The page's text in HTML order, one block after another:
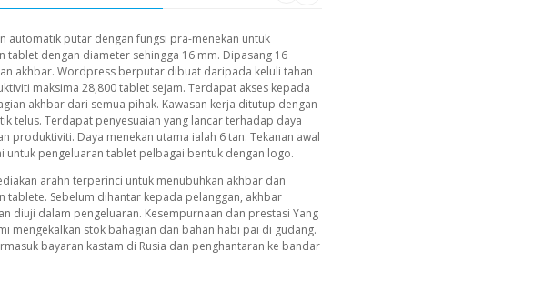
automatik putar dengan fungsi pra-menekan untuk
tablet dengan diameter sehingga 16 mm. Dipasang 16
akhbar. Wordpress berputar dibuat daripada keluli tahan
maksima 28,800 tablet sejam. Terdapat akses kepada
akhbar dari semua pihak. Kawasan kerja ditutup dengan
telus. Terdapat penyesuaian yang lancar terhadap daya
produktiviti. Daya menekan utama ialah 6 tan. Tekanan awal
untuk pengeluaran tablet pelbagai bentuk dengan logo.
arahn terperinci untuk menubuhkan akhbar dan
tablete. Sebelum dihantar kepada pelanggan, akhbar
diuji dalam pengeluaran. Kesempurnaan dan prestasi Yang
mengekalkan stok bahagian dan bahan habi pai di gudang.
bayaran kastam di Rusia dan penghantaran ke bandar